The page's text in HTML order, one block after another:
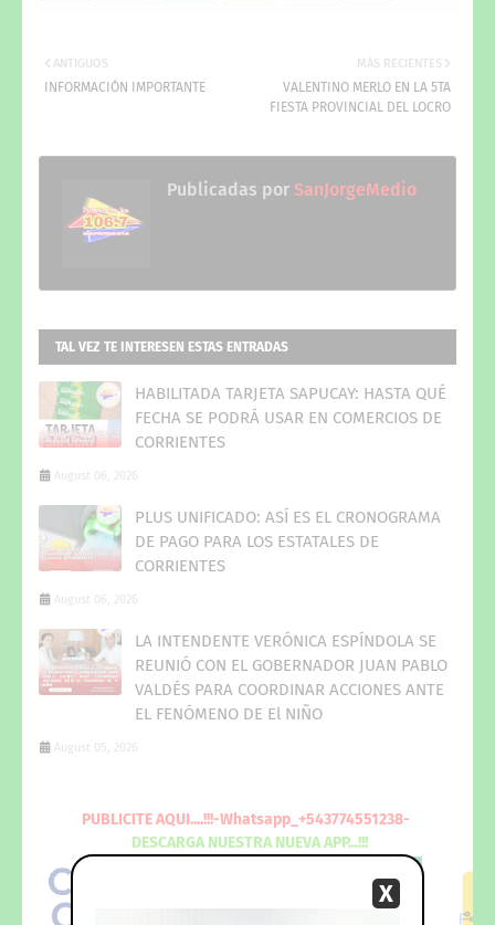
MÁS RECIENTES
VALENTINO MERLO EN LA 5TA
FIESTA PROVINCIAL DEL LOCRO
ANTIGUOS
INFORMACIÓN IMPORTANTE
Publicadas por SanJorgeMedio
TAL VEZ TE INTERESEN ESTAS ENTRADAS
HABILITADA TARJETA SAPUCAY: HASTA QUÉ
FECHA SE PODRÁ USAR EN COMERCIOS DE
CORRIENTES
August 06, 2026
PLUS UNIFICADO: ASÍ ES EL CRONOGRAMA
DE PAGO PARA LOS ESTATALES DE
CORRIENTES
August 06, 2026
LA INTENDENTE VERÓNICA ESPÍNDOLA SE
REUNIÓ CON EL GOBERNADOR JUAN PABLO
VALDÉS PARA COORDINAR ACCIONES ANTE
EL FENÓMENO DE El NIÑO
August 05, 2026
PUBLICITEAQUI....!!!-Whatsapp_+543774551238-
DESCARGANUESTRA NUEVAAPP...!!!
X